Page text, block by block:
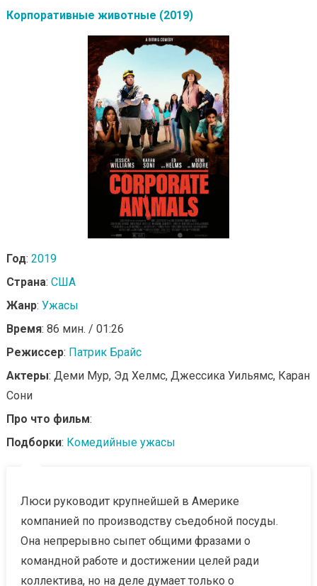
Корпоративные животные (2019)
Год: 2019
Страна: США
Жанр: Ужасы
Время: 86 мин. / 01:26
Режиссер: Патрик Брайс
Актеры: Деми Мур, Эд Хелмс, Джессика Уильямс, Каран
Сони
Про что фильм:
Подборки: Комедийные ужасы
Люси руководит крупнейшей в Америке
компанией по производству съедобной посуды.
Она непрерывно сыпет общими фразами о
командной работе и достижении целей ради
коллектива, но на деле думает только о